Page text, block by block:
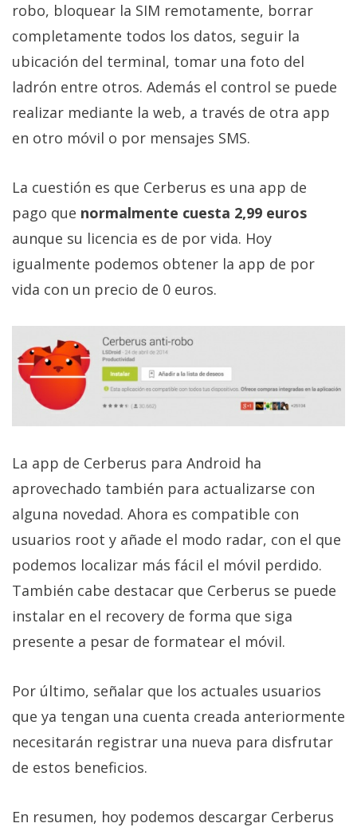
Sorteos
Foros
Contacto
/
/
Publicidad
/
Cambiar
opciones
de
Aviso
Legal
encontrarás
noticias sobre
tecnología,
móviles,
ordenadores,
informática,
videojuegos,
comparativas,
trucos y
(CC) 2006-
derechos
reservados.
robo, bloquear la SIM remotamente, borrar
completamente todos los datos, seguir la
ubicación del terminal, tomar una foto del
ladrón entre otros. Además el control se puede
realizar mediante la web, a través de otra app
en otro móvil o por mensajes SMS.
La cuestión es que Cerberus es una app de
pago que normalmente cuesta 2,99 euros
aunque su licencia es de por vida. Hoy
igualmente podemos obtener la app de por
vida con un precio de 0 euros.
La app de Cerberus para Android ha
aprovechado también para actualizarse con
alguna novedad. Ahora es compatible con
usuarios root y añade el modo radar, con el que
podemos localizar más fácil el móvil perdido.
También cabe destacar que Cerberus se puede
instalar en el recovery de forma que siga
presente a pesar de formatear el móvil.
Por último, señalar que los actuales usuarios
que ya tengan una cuenta creada anteriormente
necesitarán registrar una nueva para disfrutar
de estos beneficios.
En resumen, hoy podemos descargar Cerberus